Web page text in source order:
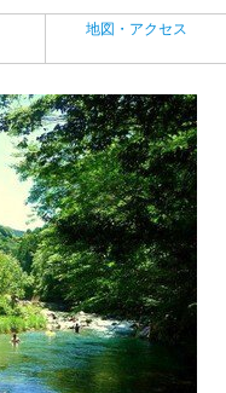
地図・アクセス